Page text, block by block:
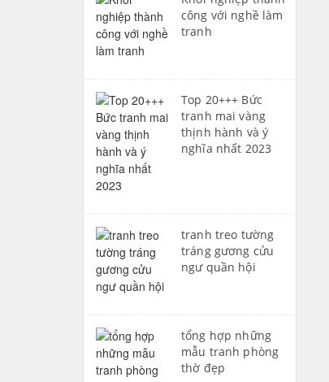
công với nghề làm
tranh
Top 20+++ Bức
tranh mai vàng
thịnh hành và ý
nghĩa nhất 2023
tranh treo tường
tráng gương cửu
ngư quần hội
tổng hợp những
mẫu tranh phòng
thờ đẹp